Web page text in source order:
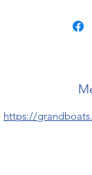
https://